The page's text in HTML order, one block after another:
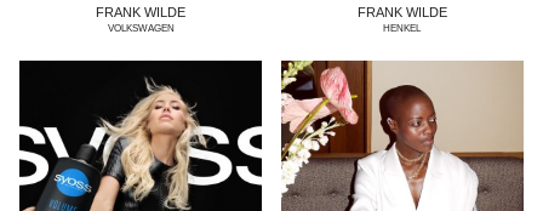
FRANK WILDE
VOLKSWAGEN
FRANK WILDE
HENKEL